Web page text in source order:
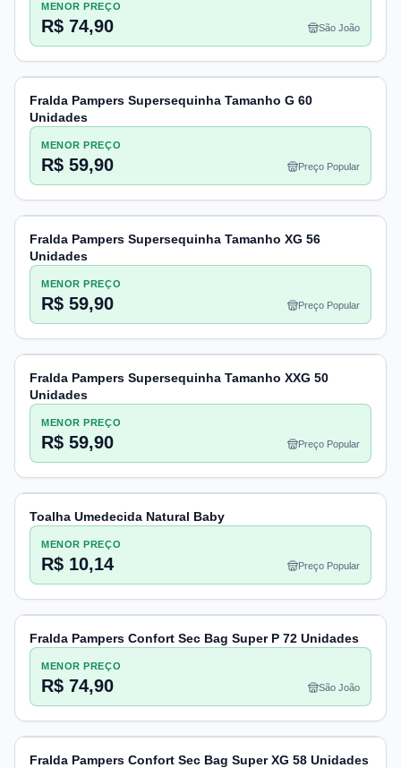
MENOR PREÇO
R$ 74,90 São João
Fralda Pampers Supersequinha Tamanho G 60
Unidades
MENOR PREÇO
R$ 59,90 Preço Popular
Fralda Pampers Supersequinha Tamanho XG 56
Unidades
MENOR PREÇO
R$ 59,90 Preço Popular
Fralda Pampers Supersequinha Tamanho XXG 50
Unidades
MENOR PREÇO
R$ 59,90 Preço Popular
Toalha Umedecida Natural Baby
MENOR PREÇO
R$ 10,14 Preço Popular
Fralda Pampers Confort Sec Bag Super P 72 Unidades
MENOR PREÇO
R$ 74,90 São João
Fralda Pampers Confort Sec Bag Super XG 58 Unidades